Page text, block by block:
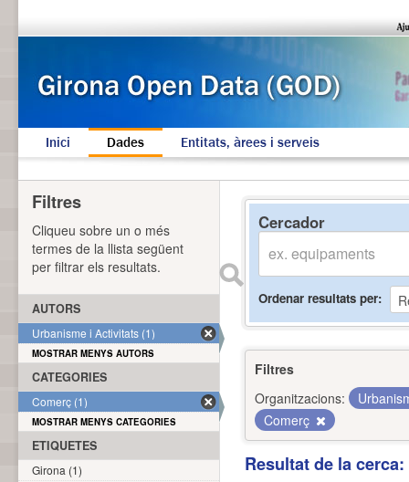
Inici Dades Entitats, àrees i serveis
Cercador
Ordenar resultats per
Filtres
Organitzacions:
Comerç
Resultat de la
Filtres
Cliqueu sobre un o més
termes de la llista següent
per filtrar els resultats.
AUTORS
Urbanisme i Activitats (1)
MOSTRAR MENYS AUTORS
CATEGORIES
Comerç (1)
MOSTRAR MENYS CATEGORIES
ETIQUETES
Girona (1)